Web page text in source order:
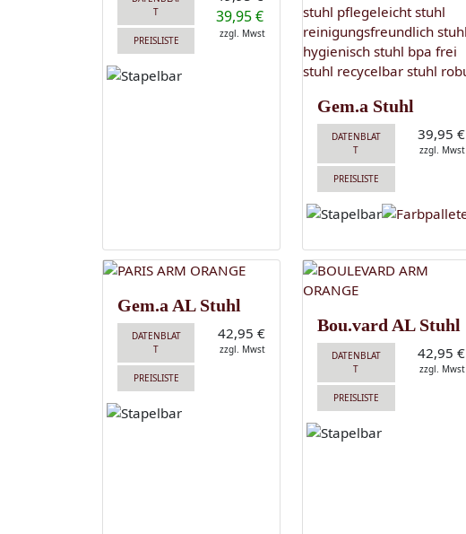
T
PREISLISTE
39,95 €
zzgl. Mwst
Gem.a Stuhl
DATENBLAT
T
PREISLISTE
39,95 €
zzgl. Mwst
Gem.a AL Stuhl
DATENBLAT
T
PREISLISTE
42,95 €
zzgl. Mwst
Bou.vard AL Stuhl
DATENBLAT
T
PREISLISTE
42,95 €
zzgl. Mwst